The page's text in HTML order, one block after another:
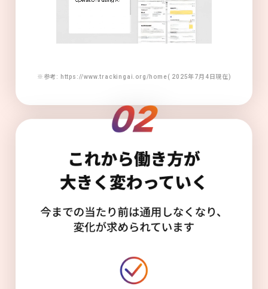
※参考: https://www.trackingai.org/home( 2025年7月4日現在)